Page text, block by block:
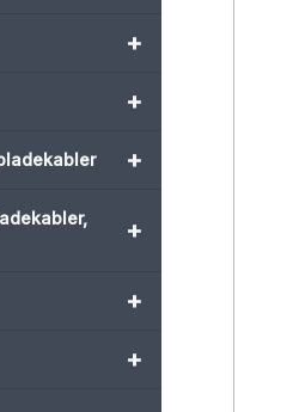
+
+
+
+
+
+